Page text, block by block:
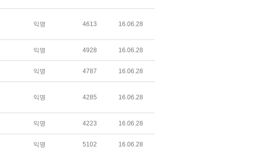
익명 4613 16.06.28
익명 4928 16.06.28
익명 4787 16.06.28
익명 4285 16.06.28
익명 4223 16.06.28
익명 5102 16.06.28